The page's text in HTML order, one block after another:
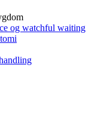
og watchful waiting